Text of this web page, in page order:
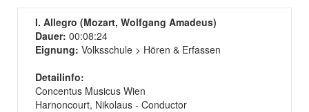
I. Allegro (Mozart, Wolfgang Amadeus)
Dauer: 00:08:24
Eignung: Volksschule > Hören & Erfassen
Detailinfo:
Concentus Musicus Wien
Harnoncourt, Nikolaus - Conductor